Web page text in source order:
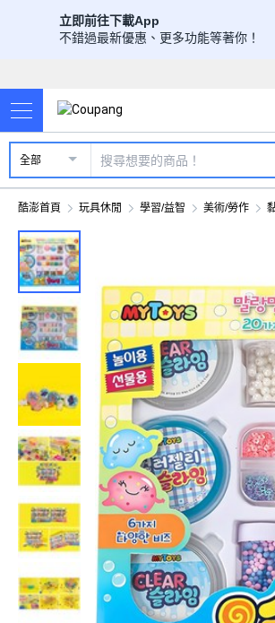
立即前往下載App
不錯過最新優惠、更多功能等著你！
全部
酷澎首頁 玩具休閒 學習/益智 美術/勞作